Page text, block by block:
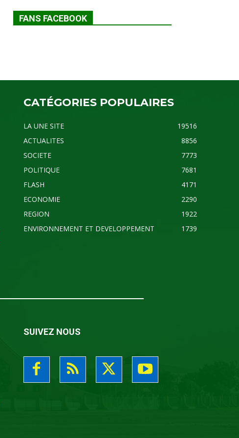
FANS FACEBOOK
CATÉGORIES POPULAIRES
LA UNE SITE
19516
ACTUALITES
8856
SOCIETE
7773
POLITIQUE
7681
FLASH
4171
ECONOMIE
2290
REGION
1922
ENVIRONNEMENT ET DEVELOPPEMENT
1739
SUIVEZ NOUS